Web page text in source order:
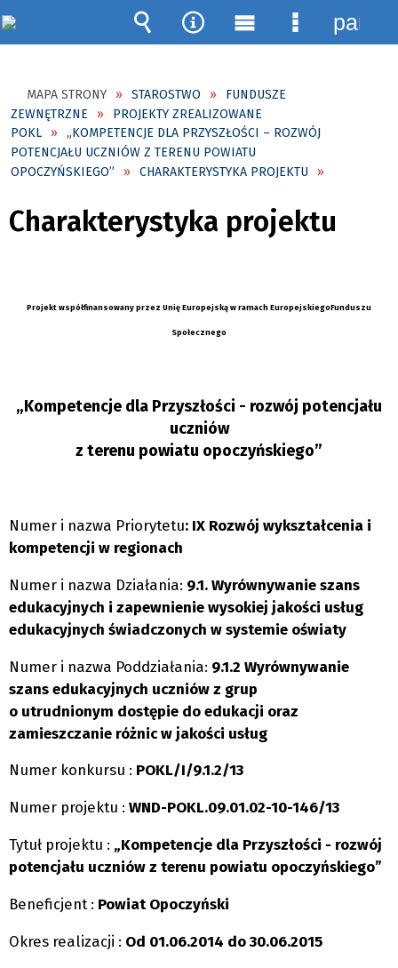
MAPA STRONY STAROSTWO
FUNDUSZE
ZEWNĘTRZNE
PROJEKTY ZREALIZOWANE
POKL
„KOMPETENCJE DLA PRZYSZŁOŚCI – ROZWÓJ
POTENCJAŁU UCZNIÓW Z TERENU POWIATU
OPOCZYŃSKIEGO”
CHARAKTERYSTYKA PROJEKTU
Charakterystyka projektu
Projekt współfinansowany przez Unię Europejską w ramach EuropejskiegoFunduszu
Społecznego
„Kompetencje dla Przyszłości - rozwój potencjału
uczniów
z terenu powiatu opoczyńskiego”
Numer i nazwa Priorytetu: IX Rozwój wykształcenia i
kompetencji w regionach
Numer i nazwa Działania: 9.1. Wyrównywanie szans
edukacyjnych i zapewnienie wysokiej jakości usług
edukacyjnych świadczonych w systemie oświaty
Numer i nazwa Poddziałania: 9.1.2 Wyrównywanie
szans edukacyjnych uczniów z grup
o utrudnionym dostępie do edukacji oraz
zamieszczanie różnic w jakości usług
Numer konkursu : POKL/I/9.1.2/13
Numer projektu : WND-POKL.09.01.02-10-146/13
Tytuł projektu : „Kompetencje dla Przyszłości - rozwój
potencjału uczniów z terenu powiatu opoczyńskiego”
Beneficjent : Powiat Opoczyński
Okres realizacji : Od 01.06.2014 do 30.06.2015
Wyszukiwarka
Narzędzia
MenuMenu
panel